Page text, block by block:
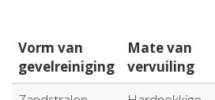
Vorm van
gevelreiniging
Mate van
vervuiling